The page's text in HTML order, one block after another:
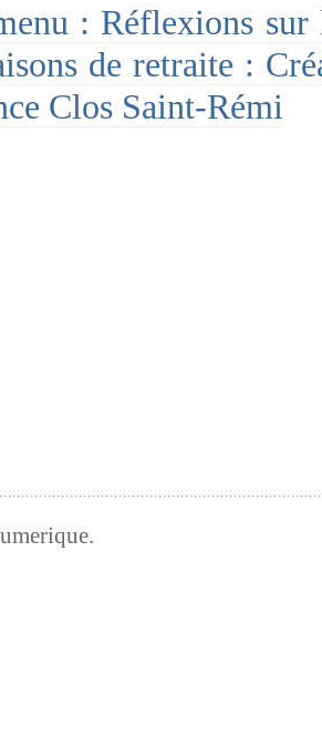
: Réflexions
de retraite :
Clos Saint-Rémi
.